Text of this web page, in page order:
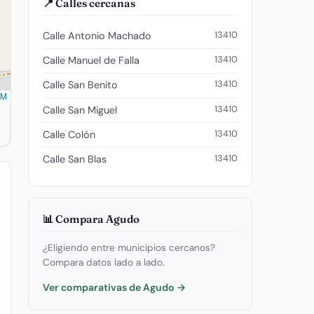
Código postal: 13410.
📍 Calles cercanas
Calle Antonio Machado 13410
Calle Manuel de Falla 13410
Calle San Benito 13410
Calle San Miguel 13410
Calle Colón 13410
Calle San Blas 13410
📊 Compara Agudo
¿Eligiendo entre municipios cercanos?
Compara datos lado a lado.
Ver comparativas de Agudo →